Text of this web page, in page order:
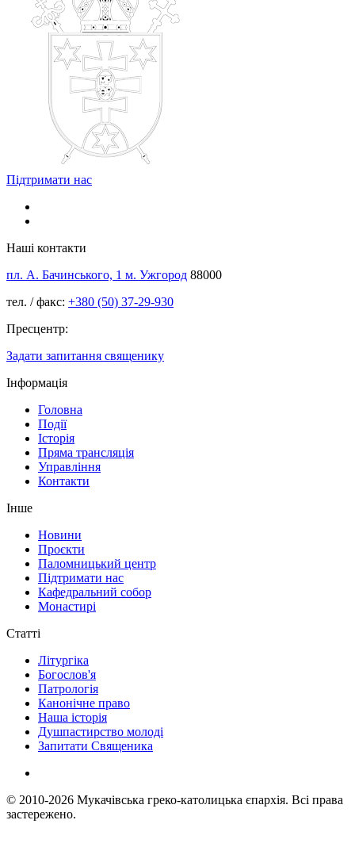
Підтримати нас
Наші контакти
пл. А. Бачинського, 1 м. Ужгород 88000
тел. / факс: +380 (50) 37-29-930
Пресцентр:
Задати запитання священику
Інформація
Головна
Події
Історія
Пряма трансляція
Управління
Контакти
Інше
Новини
Проєкти
Паломницький центр
Підтримати нас
Кафедральний собор
Монастирі
Статті
Літургіка
Богослов'я
Патрологія
Канонічне право
Наша історія
Душпастирство молоді
Запитати Священика
© 2010-2026 Мукачівська греко-католицька єпархія. Всі права
застережено.